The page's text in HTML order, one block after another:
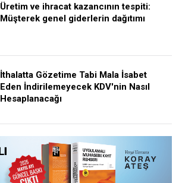
Üretim ve ihracat kazancının tespiti:
Müşterek genel giderlerin dağıtımı
İthalatta Gözetime Tabi Mala İsabet
Eden İndirilemeyecek KDV'nin Nasıl
Hesaplanacağı